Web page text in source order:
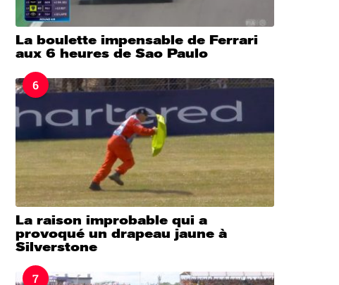
La boulette impensable de Ferrari
aux 6 heures de Sao Paulo
6
La raison improbable qui a
provoqué un drapeau jaune à
Silverstone
7